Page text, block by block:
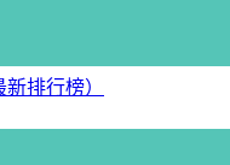
包装设计
高考网志愿填报助手
排行榜）